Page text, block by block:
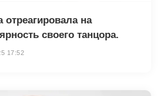
отреагировала на
своего танцора.
17:52